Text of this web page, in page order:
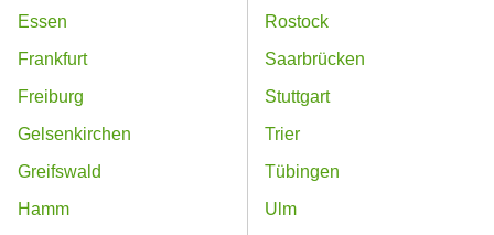
Essen
Frankfurt
Freiburg
Gelsenkirchen
Greifswald
Hamm
Rostock
Saarbrücken
Stuttgart
Trier
Tübingen
Ulm